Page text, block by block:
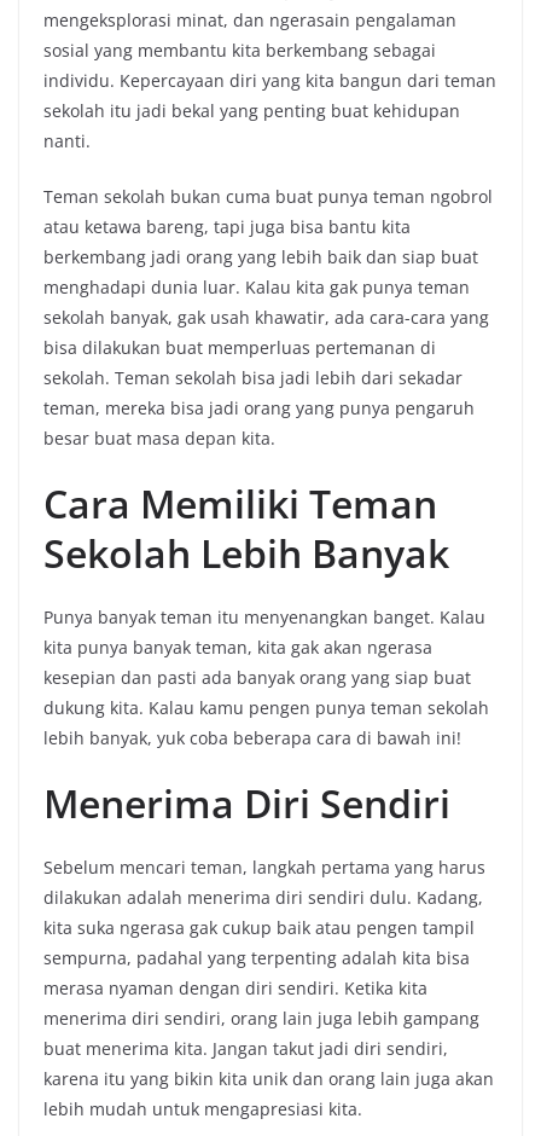
mengeksplorasi minat, dan ngerasain pengalaman
sosial yang membantu kita berkembang sebagai
individu. Kepercayaan diri yang kita bangun dari teman
sekolah itu jadi bekal yang penting buat kehidupan
nanti.
Teman sekolah bukan cuma buat punya teman ngobrol
atau ketawa bareng, tapi juga bisa bantu kita
berkembang jadi orang yang lebih baik dan siap buat
menghadapi dunia luar. Kalau kita gak punya teman
sekolah banyak, gak usah khawatir, ada cara-cara yang
bisa dilakukan buat memperluas pertemanan di
sekolah. Teman sekolah bisa jadi lebih dari sekadar
teman, mereka bisa jadi orang yang punya pengaruh
besar buat masa depan kita.
Cara Memiliki Teman
Sekolah Lebih Banyak
Punya banyak teman itu menyenangkan banget. Kalau
kita punya banyak teman, kita gak akan ngerasa
kesepian dan pasti ada banyak orang yang siap buat
dukung kita. Kalau kamu pengen punya teman sekolah
lebih banyak, yuk coba beberapa cara di bawah ini!
Menerima Diri Sendiri
Sebelum mencari teman, langkah pertama yang harus
dilakukan adalah menerima diri sendiri dulu. Kadang,
kita suka ngerasa gak cukup baik atau pengen tampil
sempurna, padahal yang terpenting adalah kita bisa
merasa nyaman dengan diri sendiri. Ketika kita
menerima diri sendiri, orang lain juga lebih gampang
buat menerima kita. Jangan takut jadi diri sendiri,
karena itu yang bikin kita unik dan orang lain juga akan
lebih mudah untuk mengapresiasi kita.